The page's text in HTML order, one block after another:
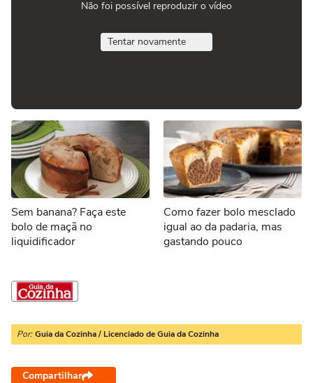
Não foi possível reproduzir o vídeo
Tentar novamente
Sem banana? Faça este
bolo de maçã no
liquidificador
Como fazer bolo mesclado
igual ao da padaria, mas
gastando pouco
Por: Guia da Cozinha / Licenciado de Guia da Cozinha
Compartilhar